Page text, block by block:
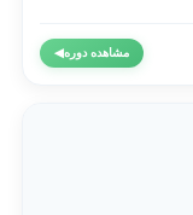
مشاهده دوره◀